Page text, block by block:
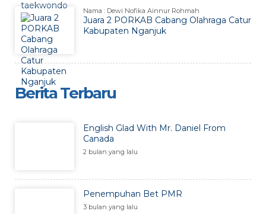
Nama : Dewi Nofika Ainnur Rohmah
Juara 2 PORKAB Cabang Olahraga Catur
Kabupaten Nganjuk
Berita Terbaru
English Glad With Mr. Daniel From
Canada
2 bulan yang lalu
Penempuhan Bet PMR
3 bulan yang lalu